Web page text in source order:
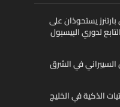
يستحوذان على
لدوري البيسبول
في الشرق